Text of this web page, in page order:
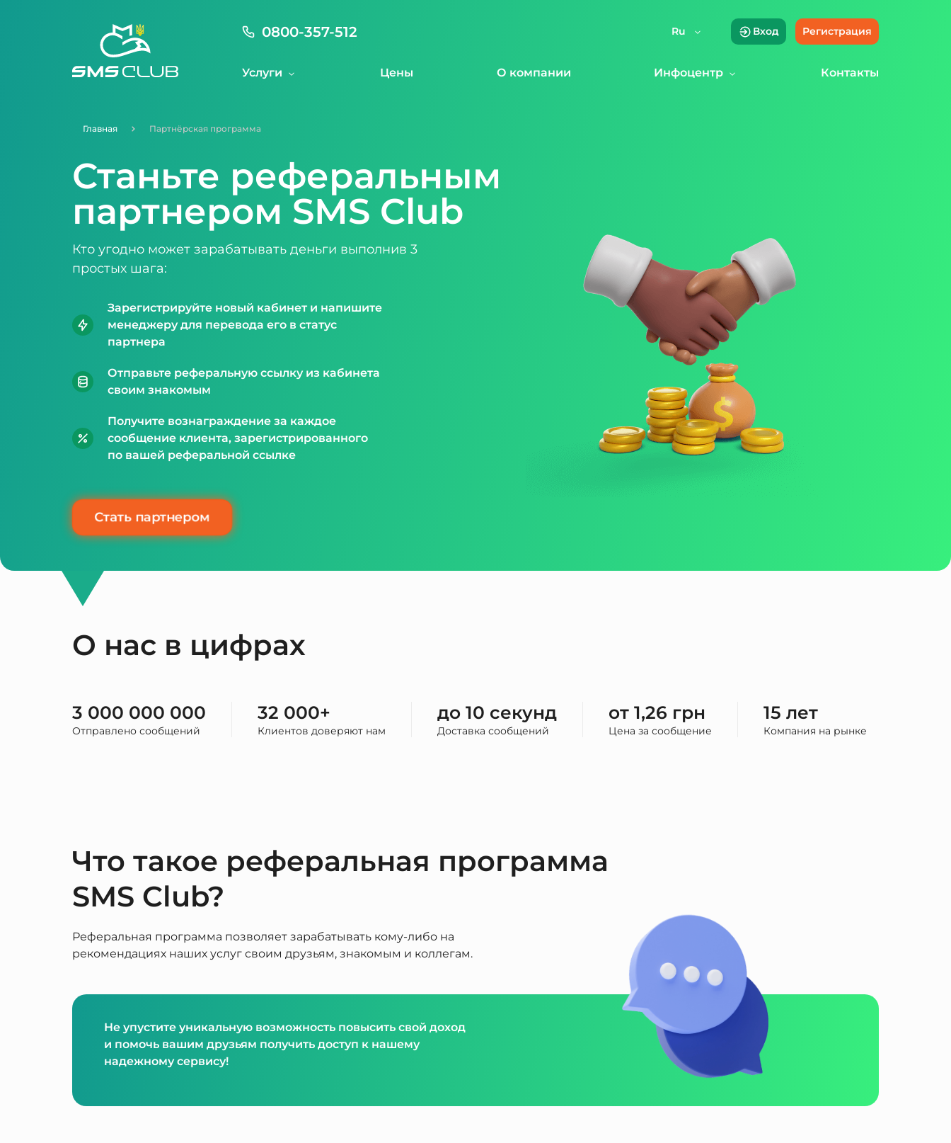
0800-357-512 Ru Вход Регистрация
Услуги Цены О компании Инфоцентр Контакты
Главная Партнёрская программа
Станьте реферальным
партнером SMS Club
Кто угодно может зарабатывать деньги выполнив 3
простых шага:
Зарегистрируйте новый кабинет и напишите
менеджеру для перевода его в статус
партнера
Отправьте реферальную ссылку из кабинета
своим знакомым
Получите вознаграждение за каждое
сообщение клиента, зарегистрированного
по вашей реферальной ссылке
Стать партнером
О нас в цифрах
3 000 000 000
Отправлено сообщений
32 000+
Клиентов доверяют нам
до 10 секунд
Доставка сообщений
от 1,26 грн
Цена за сообщение
15 лет
Компания на рынке
Что такое реферальная программа
SMS Club?
Реферальная программа позволяет зарабатывать кому-либо на
рекомендациях наших услуг своим друзьям, знакомым и коллегам.
Не упустите уникальную возможность повысить свой доход
и помочь вашим друзьям получить доступ к нашему
надежному сервису!